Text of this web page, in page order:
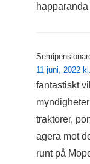
11 juni, 2022
fantastiskt
traktorer,
agera mot
runt på